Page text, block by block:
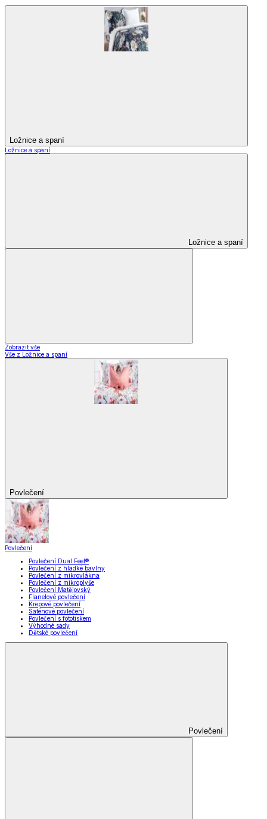
Ložnice a spaní
Ložnice a spaní
Ložnice a spaní
Zobrazit vše
Vše z Ložnice a spaní
Povlečení
Povlečení
Povlečení Dual Feel®
Povlečení z hladké bavlny
Povlečení z mikrovlákna
Povlečení z mikroplyše
Povlečení Matějovský
Flanelové povlečení
Krepové povlečení
Saténové povlečení
Povlečení s fototiskem
Výhodné sady
Dětské povlečení
Povlečení